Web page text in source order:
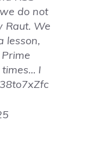
do not
Raut. We
lesson,
I